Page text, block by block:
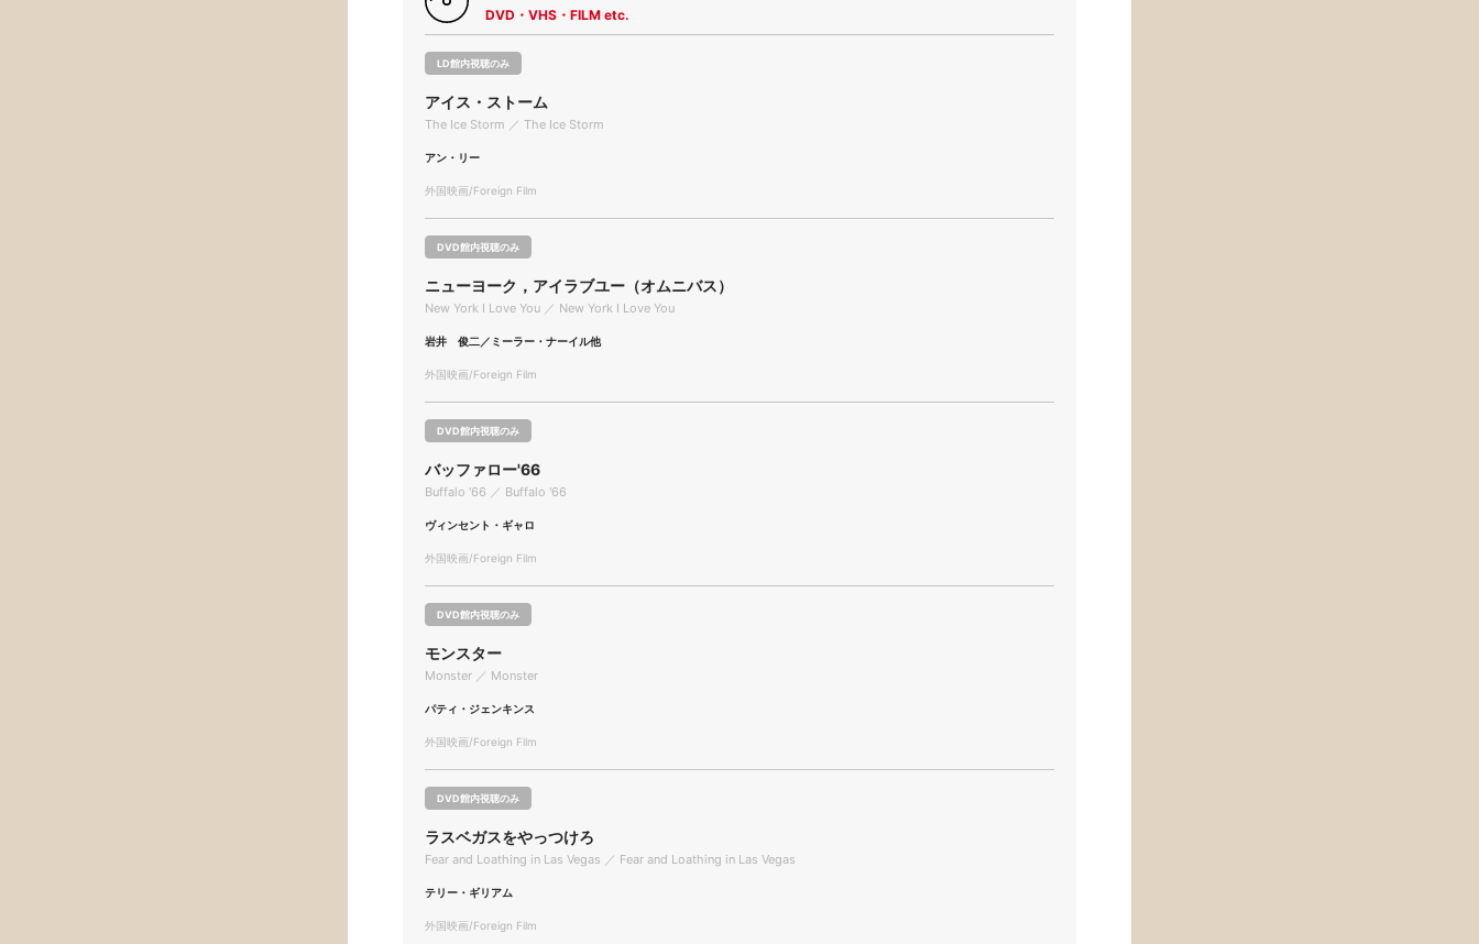
DVD・VHS・FILM etc.
LD館内視聴のみ
アイス・ストーム
The Ice Storm ／ The Ice Storm
アン・リー
外国映画/Foreign Film
DVD館内視聴のみ
ニューヨーク，アイラブユー（オムニバス）
New York I Love You ／ New York I Love You
岩井 俊二／ミーラー・ナーイル他
外国映画/Foreign Film
DVD館内視聴のみ
バッファロー'66
Buffalo '66 ／ Buffalo '66
ヴィンセント・ギャロ
外国映画/Foreign Film
DVD館内視聴のみ
モンスター
Monster ／ Monster
パティ・ジェンキンス
外国映画/Foreign Film
DVD館内視聴のみ
ラスベガスをやっつけろ
Fear and Loathing in Las Vegas ／ Fear and Loathing in Las Vegas
テリー・ギリアム
外国映画/Foreign Film